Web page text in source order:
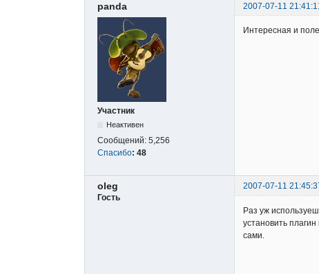
panda 2007-07-11
Участник
Неактивен
Сообщений: 5,256
Спасибо: 48
Интересная и
oleg
2007-07-11
Гость
Раз уж
установить
сами.